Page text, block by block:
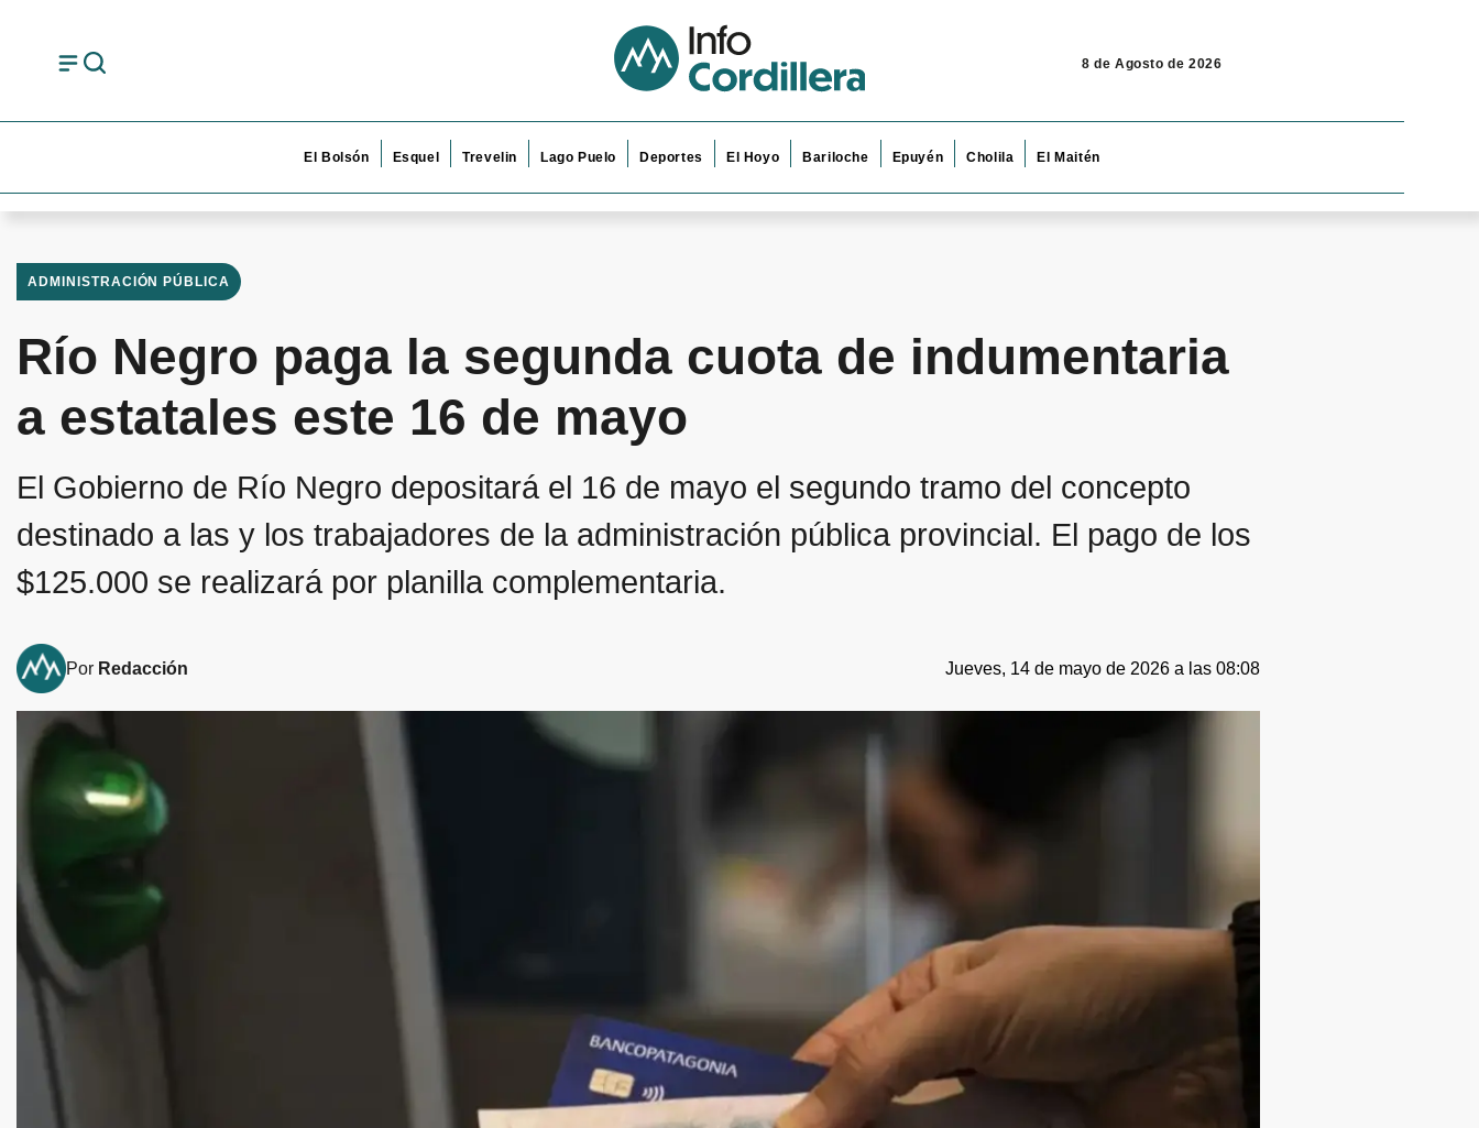
8 de Agosto de 2026
El Bolsón Esquel Trevelin Lago Puelo Deportes El Hoyo Bariloche Epuyén Cholila El Maitén
ADMINISTRACIÓN PÚBLICA
Río Negro paga la segunda cuota de indumentaria
a estatales este 16 de mayo
El Gobierno de Río Negro depositará el 16 de mayo el segundo tramo del concepto
destinado a las y los trabajadores de la administración pública provincial. El pago de los
$125.000 se realizará por planilla complementaria.
Por Redacción Jueves, 14 de mayo de 2026 a las 08:08